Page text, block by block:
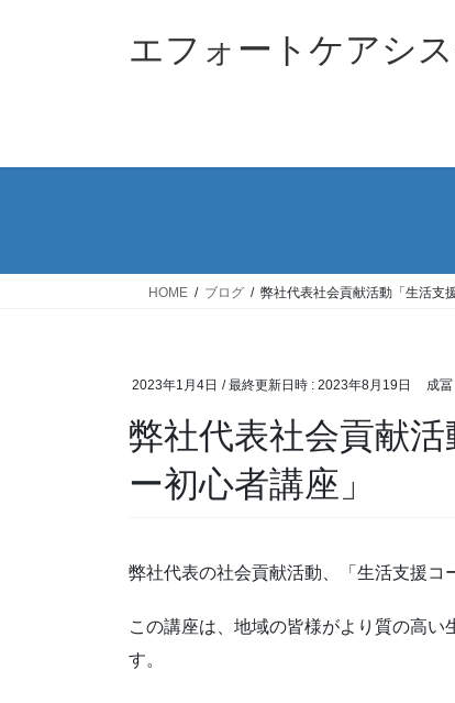
ス
ン
エフォートケアシ
HOME ブログ 弊社代表社会貢献活動「生活支
2023年1月4日 / 最終更新日時 : 2023年8月19日 成冨
弊社代表社会貢献
ー初心者講座」
弊社代表の社会貢献活動、「生活支援コ
この講座は、地域の皆様がより質の高
す。